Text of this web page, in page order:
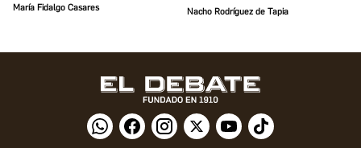
María Fidalgo Casares Nacho Rodríguez de Tapia